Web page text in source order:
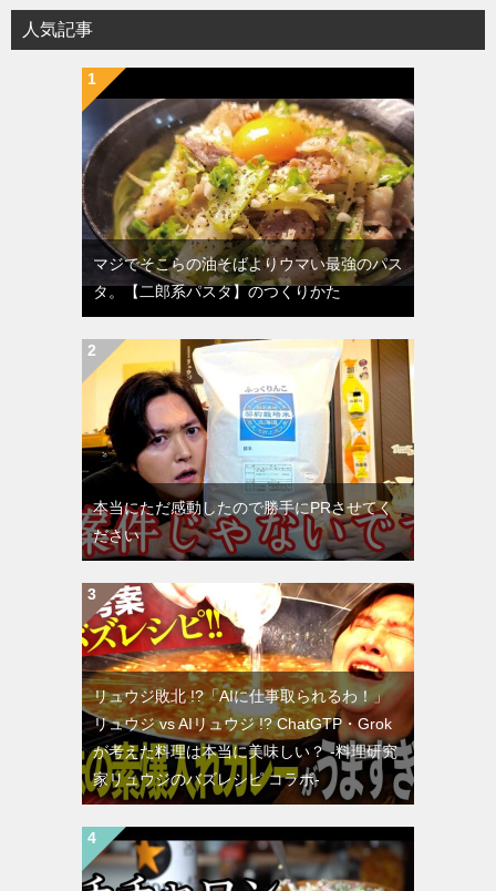
人気記事
マジでそこらの油そばよりウマい最強のパス
タ。【二郎系パスタ】のつくりかた
本当にただ感動したので勝手にPRさせてく
ださい
リュウジ敗北 !?「AIに仕事取られるわ！」
リュウジ vs AIリュウジ !? ChatGTP・Grok
が考えた料理は本当に美味しい？ -料理研究
家リュウジのバズレシピ コラボ-